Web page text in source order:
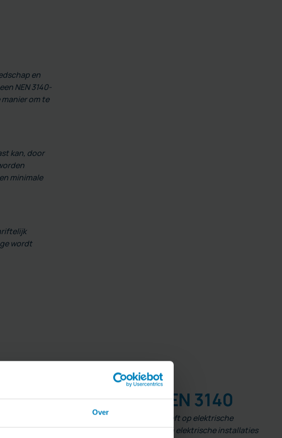
Over
en
NEN 3140-
om te
kan, door
minimale
wordt
der Heide isexpertNEN 3140
3140 is een Nederlandse norm die betrekking heeft op elektrische
in laagspanningsinstallatie. Werk je met of aan elektrische installaties